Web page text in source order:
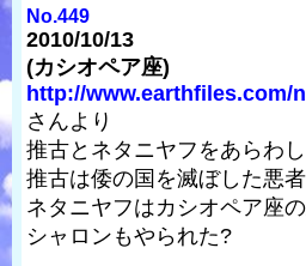
No.449
2010/10/13
(カシオペア座)
http://www.earthfiles.com/
さんより
推古とネタニヤフをあらわし
推古は倭の国を滅ぼした悪
ネタニヤフはカシオペア座
シャロンもやられた?